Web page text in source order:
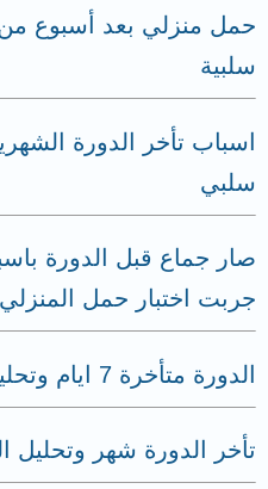
حمل منزلي بعد أسبوع من
سلبية
اسباب تأخر الدورة
سلبي
صار جماع قبل الدورة
جربت اختبار حمل
الدورة متأخرة 7 ايام وتحليل المنزلي سلبي
تأخر الدورة شهر وتحليل